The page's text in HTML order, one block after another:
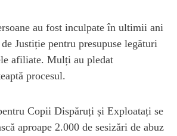
au fost inculpate în ultimii ani
Justiție pentru presupuse legături
afiliate. Mulți au pledat
procesul.
Copii Dispăruți și Exploatați se
aproape 2.000 de sesizări de abuz